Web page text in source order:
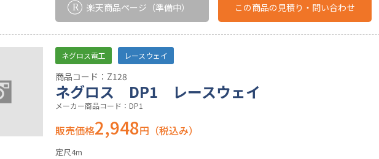
楽天商品ページ （準備中） この商品の見積り・問い合わせ
ネグロス電工 レースウェイ
商品コード：Z128
ネグロス DP1 レースウェイ
メーカー商品コード：DP1
販売価格2,948円（税込み）
定尺4m